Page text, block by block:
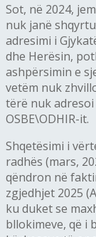
Sot, në 2024,
nuk janë
adresimi i
dhe Herësin,
ashpërsimin e
vetëm nuk
tërë nuk adresoi
OSBE\ODHIR-it.
Shqetësimi i
radhës (mars,
qëndron në
zgjedhjet 2025
ku duket se
bllokimeve, që i